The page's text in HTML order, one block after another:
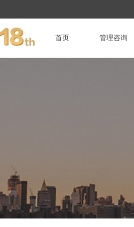
首页 管理咨询